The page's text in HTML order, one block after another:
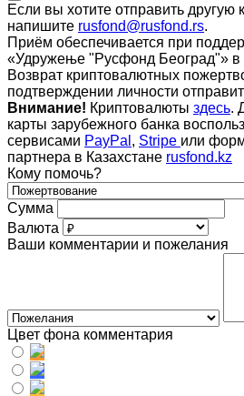
Если вы хотите отправить другую
напишите rusfond@rusfond.rs.
Приём обеспечивается при
«Удружење "Русфонд Београд"» в
Возврат криптовалютных
подтверждении личности
Внимание! Криптовалюты здесь.
карты зарубежного банка
сервисами PayPal , Stripe или
партнера в Казахстане rusfond.kz
Кому помочь?
Сумма
Валюта
Ваши комментарии и пожелания
Цвет фона комментария